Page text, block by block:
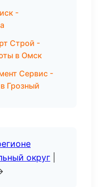
-
Строй -
в Омск
Сервис -
Грозный
округ